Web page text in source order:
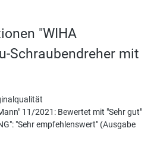
"WIHA
Schraubendreher mit
11/2021: Bewertet mit "Sehr gut"
"Sehr empfehlenswert" (Ausgabe